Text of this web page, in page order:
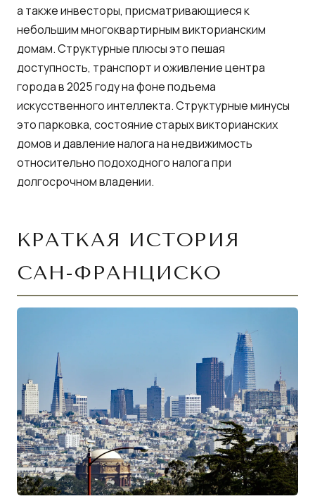
а также инвесторы, присматривающиеся к
небольшим многоквартирным викторианским
домам. Структурные плюсы это пешая
доступность, транспорт и оживление центра
города в 2025 году на фоне подъема
искусственного интеллекта. Структурные минусы
это парковка, состояние старых викторианских
домов и давление налога на недвижимость
относительно подоходного налога при
долгосрочном владении.
КРАТКАЯ ИСТОРИЯ
САН-ФРАНЦИСКО